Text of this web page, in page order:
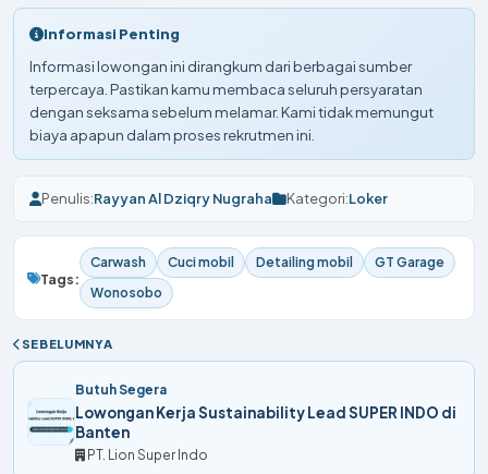
Informasi Penting
Informasi lowongan ini dirangkum dari berbagai sumber
terpercaya. Pastikan kamu membaca seluruh persyaratan
dengan seksama sebelum melamar. Kami tidak memungut
biaya apapun dalam proses rekrutmen ini.
Penulis:Rayyan Al Dziqry Nugraha Kategori:Loker
Tags:
Carwash Cuci mobil Detailing mobil
GT Garage
Wonosobo
SEBELUMNYA
Butuh Segera
Lowongan Kerja Sustainability Lead SUPER INDO di
Banten
PT. Lion Super Indo